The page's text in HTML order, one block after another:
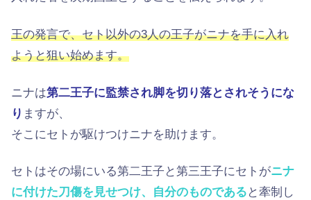
王の発言で、セト以外の3人の王子がニナを手に入れ
ようと狙い始めます。
ニナは第二王子に監禁され脚を切り落とされそうにな
り ますが、
そこにセトが駆けつけニナを助けます。
セトはその場にいる第二王子と第三王子にセトがニナ
に付けた刀傷を見せつけ、自分のものである と牽制し